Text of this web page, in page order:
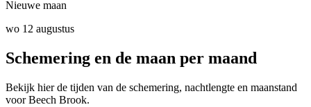
Nieuwe maan
wo 12 augustus
Schemering en de maan per maand
Bekijk hier de tijden van de schemering, nachtlengte en maanstand
voor Beech Brook.